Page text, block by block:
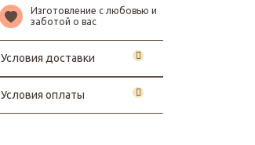
Изготовление с любовью и
заботой о вас
Условия доставки
Условия оплаты